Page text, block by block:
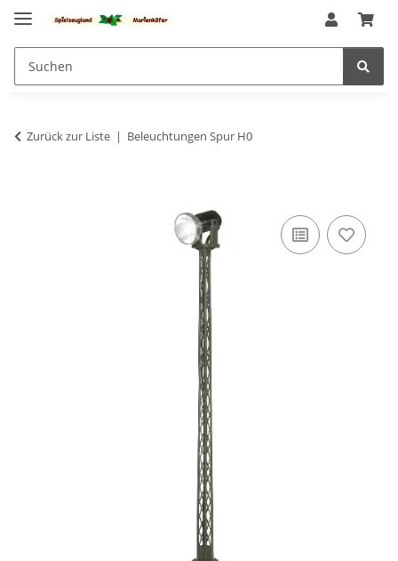
Zurück zur Liste Beleuchtungen Spur H0